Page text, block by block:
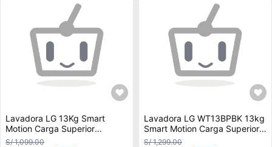
Lavadora LG 13Kg Smart
Motion Carga Superior
WT13DPBK Gris
S/ 1,099.00
Lavadora LG WT13BPBK 13kg
Smart Motion Carga Superior
Negro Claro
S/ 1,299.00